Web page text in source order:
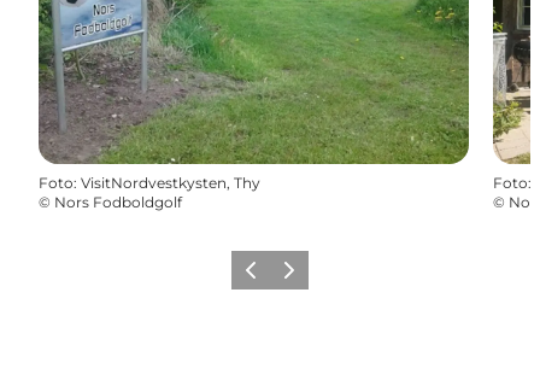
Foto: VisitNordvestkysten, Thy
© Nors Fodboldgolf
Foto:
©
ForrigeNæste